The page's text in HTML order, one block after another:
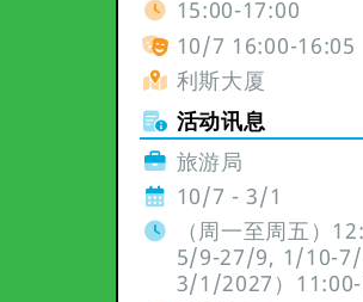
15:00-17:00
10/7 16:00-16:05
利斯大厦
活动讯息
旅游局
10/7 - 3/1
（周一至周五）
5/9-27/9, 1/10-
3/1/2027）